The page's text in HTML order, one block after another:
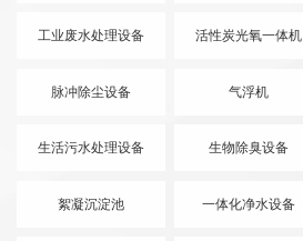
工业废水处理设备 活性炭光氧一体机
脉冲除尘设备 气浮机
生活污水处理设备 生物除臭设备
絮凝沉淀池 一体化净水设备